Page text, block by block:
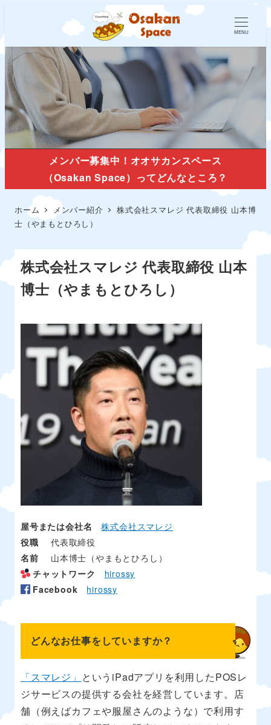
MENU
メンバー紹介
メンバー募集中！オオサカンスペース
（Osakan Space）ってどんなところ？
ホーム メンバー紹介
株式会社スマレジ 代表取締役 山本博
士（やまもとひろし）
株式会社スマレジ 代表取締役 山本
博士（やまもとひろし）
屋号または会社名
株式会社スマレジ
役職
代表取締役
名前
山本博士（やまもとひろし）
チャットワーク
hirossy
Facebook
hirossy
どんなお仕事をしていますか？
「スマレジ」 というiPadアプリを利用したPOSレ
ジサービスの提供する会社を経営しています。店
舗（例えばカフェや服屋さんのような）で利用す